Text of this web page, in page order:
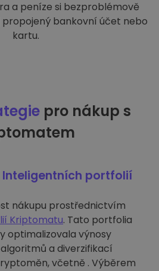
a peníze si bezproblémově
bankovní účet nebo
kartu.
pro nákup s
Inteligentních portfolií
nákupu prostřednictvím
Kriptomatu. Tato portfolia
optimalizovala výnosy
a diverzifikací
včetně . Výběrem